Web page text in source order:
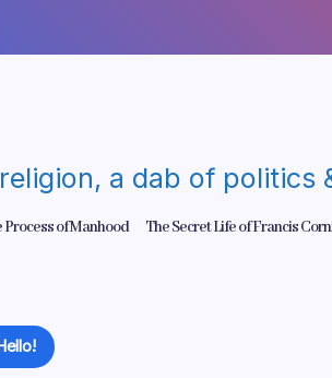
a dab of
Process of Manhood The Secret Life of Francis